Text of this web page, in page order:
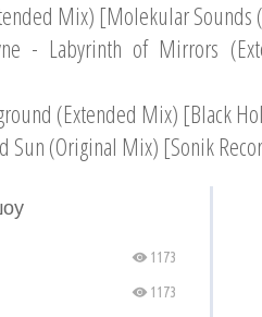
Mix) [Molekular Sounds
- Labyrinth of Mirrors
(Extended Mix) [Black
Sun (Original Mix) [Sonik
C 1173
C 1173